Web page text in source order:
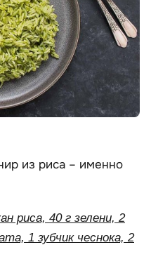
из риса – именно
риса, 40 г зелени, 2
1 зубчик чеснока, 2